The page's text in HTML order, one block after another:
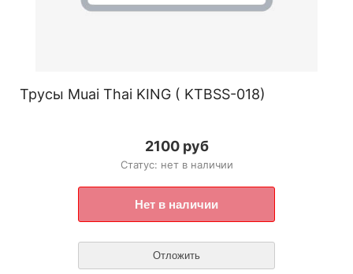
Трусы Muai Thai KING ( KTBSS-018)
2100 руб
Статус: нет в наличии